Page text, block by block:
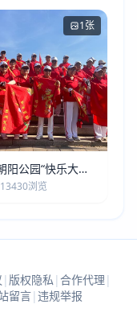
1张
阳公园“快乐大本
105周年庆祝活动
13430浏览
| 版权隐私 | 合作代理 |
留言| 违规举报